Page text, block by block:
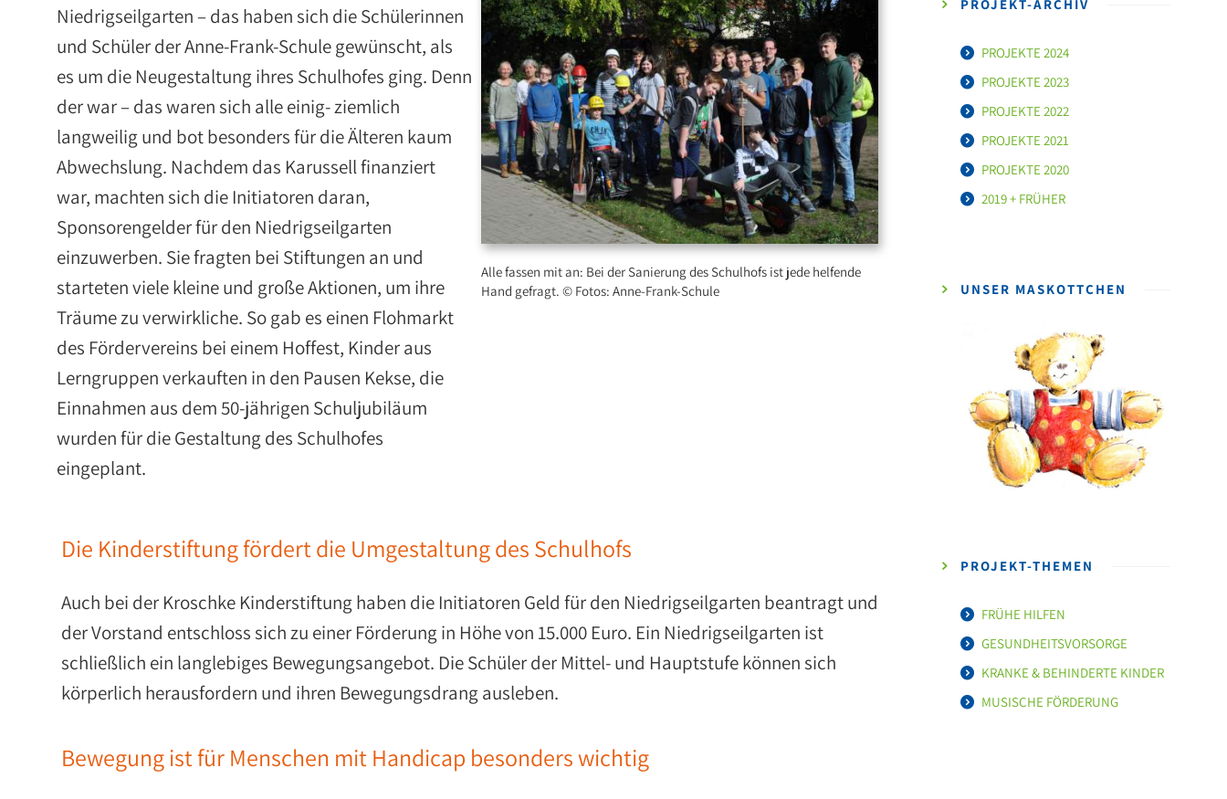
Niedrigseilgarten – das haben sich die Schülerinnen
und Schüler der Anne-Frank-Schule gewünscht, als
es um die Neugestaltung ihres Schulhofes ging. Denn
der war – das waren sich alle einig- ziemlich
langweilig und bot besonders für die Älteren kaum
Abwechslung. Nachdem das Karussell finanziert
war, machten sich die Initiatoren daran,
Sponsorengelder für den Niedrigseilgarten
einzuwerben. Sie fragten bei Stiftungen an und
starteten viele kleine und große Aktionen, um ihre
Träume zu verwirkliche. So gab es einen Flohmarkt
des Fördervereins bei einem Hoffest, Kinder aus
Lerngruppen verkauften in den Pausen Kekse, die
Einnahmen aus dem 50-jährigen Schuljubiläum
wurden für die Gestaltung des Schulhofes
eingeplant.
Alle fassen mit an: Bei der Sanierung des Schulhofs ist jede helfende
Hand gefragt. © Fotos: Anne-Frank-Schule
Die Kinderstiftung fördert die Umgestaltung des Schulhofs
Auch bei der Kroschke Kinderstiftung haben die Initiatoren Geld für den Niedrigseilgarten beantragt und
der Vorstand entschloss sich zu einer Förderung in Höhe von 15.000 Euro. Ein Niedrigseilgarten ist
schließlich ein langlebiges Bewegungsangebot. Die Schüler der Mittel- und Hauptstufe können sich
körperlich herausfordern und ihren Bewegungsdrang ausleben.
Bewegung ist für Menschen mit Handicap besonders wichtig
PROJEKT-ARCHIV
PROJEKTE 2024
PROJEKTE 2023
PROJEKTE 2022
PROJEKTE 2021
PROJEKTE 2020
2019 + FRÜHER
UNSER MASKOTTCHEN
PROJEKT-THEMEN
FRÜHE HILFEN
GESUNDHEITSVORSORGE
KRANKE & BEHINDERTE KINDER
MUSISCHE FÖRDERUNG